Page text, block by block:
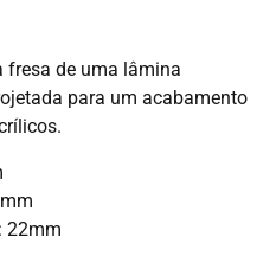
fresa de uma lâmina
para um acabamento
22mm